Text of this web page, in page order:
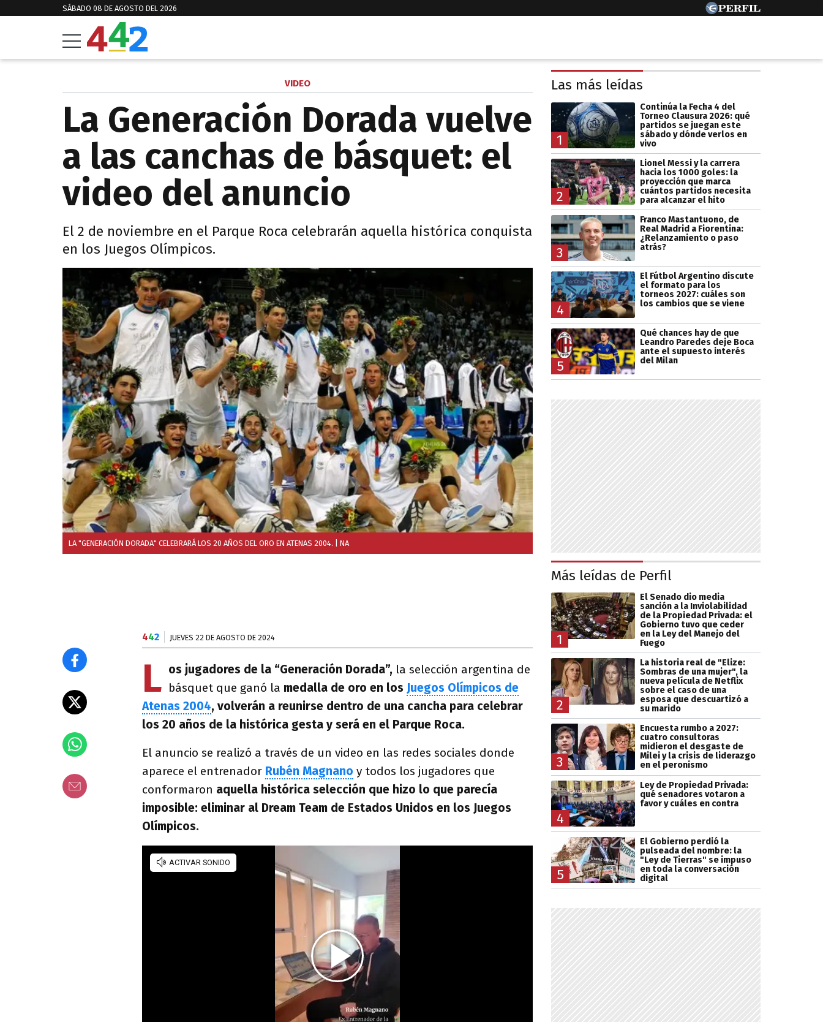
SÁBADO 08 DE AGOSTO DEL 2026
VIDEO
La Generación Dorada vuelve
a las canchas de básquet: el
video del anuncio
El 2 de noviembre en el Parque Roca celebrarán aquella histórica conquista
en los Juegos Olímpicos.
LA "GENERACIÓN DORADA" CELEBRARÁ LOS 20 AÑOS DEL ORO EN ATENAS 2004. | NA
442 JUEVES 22 DE AGOSTO DE 2024
L os jugadores de la “Generación Dorada”, la selección argentina de
básquet que ganó la medalla de oro en los Juegos Olímpicos de
Atenas 2004, volverán a reunirse dentro de una cancha para celebrar
los 20 años de la histórica gesta y será en el Parque Roca.
El anuncio se realizó a través de un video en las redes sociales donde
aparece el entrenador Rubén Magnano y todos los jugadores que
conformaron aquella histórica selección que hizo lo que parecía
imposible: eliminar al Dream Team de Estados Unidos en los Juegos
Olímpicos.
Las más leídas
1
Continúa la Fecha 4 del
Torneo Clausura 2026: qué
partidos se juegan este
sábado y dónde verlos en
vivo
2
Lionel Messi y la carrera
hacia los 1000 goles: la
proyección que marca
cuántos partidos necesita
para alcanzar el hito
3
Franco Mastantuono, de
Real Madrid a Fiorentina:
¿Relanzamiento o paso
atrás?
4
El Fútbol Argentino discute
el formato para los
torneos 2027: cuáles son
los cambios que se viene
5
Qué chances hay de que
Leandro Paredes deje Boca
ante el supuesto interés
del Milan
Más leídas de Perfil
1
El Senado dio media
sanción a la Inviolabilidad
de la Propiedad Privada: el
Gobierno tuvo que ceder
en la Ley del Manejo del
Fuego
2
La historia real de "Elize:
Sombras de una mujer", la
nueva película de Netflix
sobre el caso de una
esposa que descuartizó a
su marido
3
Encuesta rumbo a 2027:
cuatro consultoras
midieron el desgaste de
Milei y la crisis de liderazgo
en el peronismo
4
Ley de Propiedad Privada:
qué senadores votaron a
favor y cuáles en contra
5
El Gobierno perdió la
pulseada del nombre: la
"Ley de Tierras" se impuso
en toda la conversación
digital